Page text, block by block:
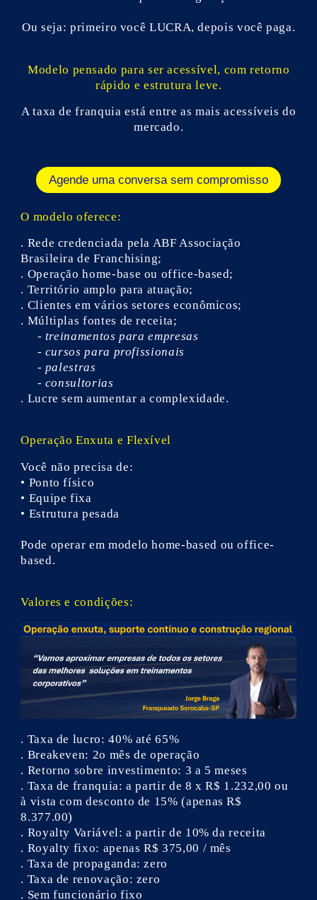
Ou seja: primeiro você LUCRA, depois você paga.
Modelo pensado para ser acessível, com retorno
rápido e estrutura leve.
A taxa de franquia está entre as mais acessíveis do
mercado.
Agende uma conversa sem compromisso
O modelo oferece:
. Rede credenciada pela ABF Associação
Brasileira de Franchising;
. Operação home-base ou office-based;
. Território amplo para atuação;
. Clientes em vários setores econômicos;
. Múltiplas fontes de receita;
- treinamentos para empresas
- cursos para profissionais
- palestras
- consultorias
. Lucre sem aumentar a complexidade.
Operação Enxuta e Flexível
Você não precisa de:
• Ponto físico
• Equipe fixa
• Estrutura pesada
Pode operar em modelo home-based ou office-
based.
Valores e condições:
. Taxa de lucro: 40% até 65%
. Breakeven: 2o mês de operação
. Retorno sobre investimento: 3 a 5 meses
. Taxa de franquia: a partir de 8 x R$ 1.232,00 ou
à vista com desconto de 15% (apenas R$
8.377.00)
. Royalty Variável: a partir de 10% da receita
. Royalty fixo: apenas R$ 375,00 / mês
. Taxa de propaganda: zero
. Taxa de renovação: zero
. Sem funcionário fixo